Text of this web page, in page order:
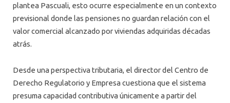
plantea Pascuali, esto ocurre especialmente en un contexto
previsional donde las pensiones no guardan relación con el
valor comercial alcanzado por viviendas adquiridas décadas
atrás.
Desde una perspectiva tributaria, el director del Centro de
Derecho Regulatorio y Empresa cuestiona que el sistema
presuma capacidad contributiva únicamente a partir del